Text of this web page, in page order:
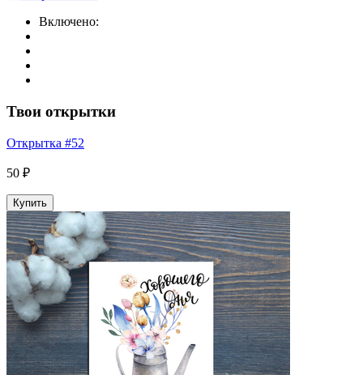
Включено:
Твои открытки
Открытка #52
50 ₽
Купить